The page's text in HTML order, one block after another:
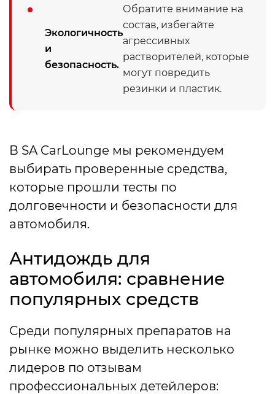
Экологичность
и
безопасность.
Обратите внимание на
состав, избегайте
агрессивных
растворителей, которые
могут повредить
резинки и пластик.
В SA CarLounge мы рекомендуем
выбирать проверенные средства,
которые прошли тесты по
долговечности и безопасности для
автомобиля.
Антидождь для
автомобиля: сравнение
популярных средств
Среди популярных препаратов на
рынке можно выделить несколько
лидеров по отзывам
профессиональных детейлеров: